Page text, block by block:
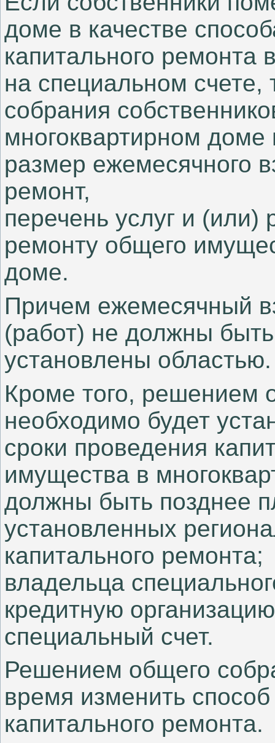
доме в качестве
капитального
на специальном
собрания
многоквартирном
размер ежемесячного
ремонт,
перечень услуг и (или)
ремонту общего
доме.
Причем ежемесячный
(работ) не должны
установлены областью.
Кроме того, решением
необходимо будет
сроки проведения
имущества в
должны быть позднее
установленных
капитального ремонта;
владельца
кредитную
специальный счет.
Решением общего
время изменить
капитального ремонта.